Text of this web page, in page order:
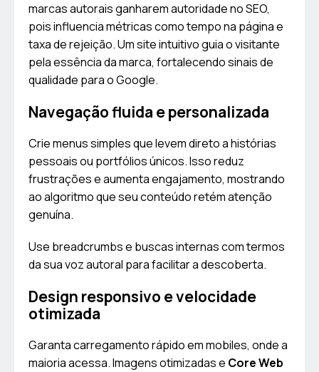
marcas autorais ganharem autoridade no SEO,
pois influencia métricas como tempo na página e
taxa de rejeição. Um site intuitivo guia o visitante
pela essência da marca, fortalecendo sinais de
qualidade para o Google.
Navegação fluida e personalizada
Crie menus simples que levem direto a histórias
pessoais ou portfólios únicos. Isso reduz
frustrações e aumenta engajamento, mostrando
ao algoritmo que seu conteúdo retém atenção
genuína.
Use breadcrumbs e buscas internas com termos
da sua voz autoral para facilitar a descoberta.
Design responsivo e velocidade
otimizada
Garanta carregamento rápido em mobiles, onde a
maioria acessa. Imagens otimizadas e Core Web